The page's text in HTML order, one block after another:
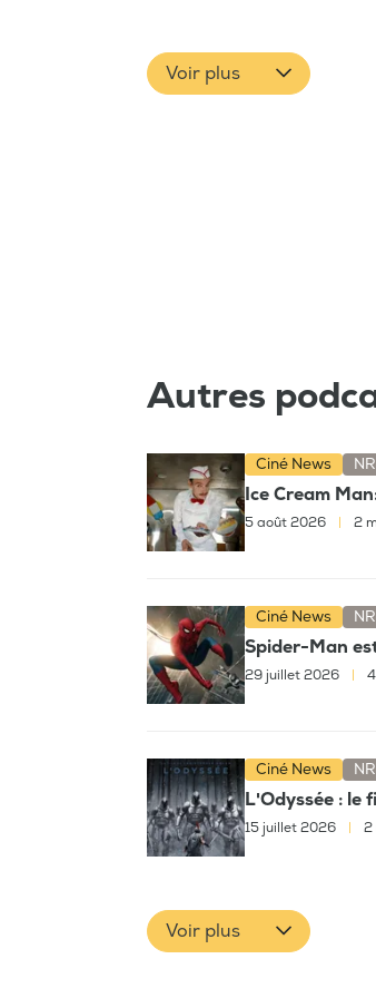
Voir plus
Autres
Ciné News
Ice Cream
5 août 2026 2
Ciné News
Spider-Man
29 juillet 2026
Ciné News
L'Odyssée : le
15 juillet 2026 2
Voir plus